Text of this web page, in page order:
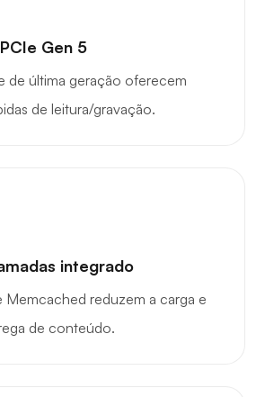
Gen 5
de última geração oferecem
de leitura/gravação.
integrado
Memcached reduzem a carga e
de conteúdo.